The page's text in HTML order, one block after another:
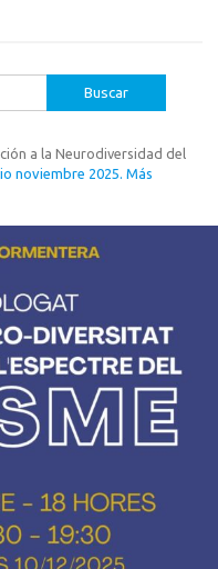
a la Neurodiversidad del
noviembre 2025. Más